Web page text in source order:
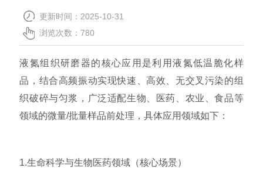
更新时间：2025-10-31
浏览次数：780
液氮组织研磨器的核心应用是利用液氮低温脆化样
品，结合高频振动实现快速、高效、无交叉污染的组
织破碎与匀浆，广泛适配生物、医药、农业、食品等
领域的微量/批量样品前处理，具体应用领域如下：
1.生命科学与生物医药领域（核心场景）